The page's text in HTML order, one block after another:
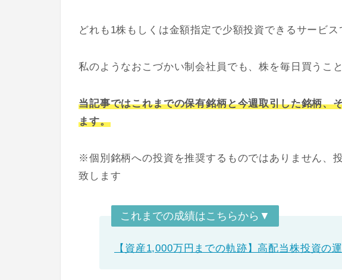
どれも1株もしくは金額指定で少額投資できるサービス
私のようなおこづかい制会社員でも、株を毎日買うこ
当記事ではこれまでの保有銘柄と今週取引した銘柄、
ます。
※個別銘柄への投資を推奨するものではありません、
致します
これまでの成績はこちらから▼
【資産1,000万円までの軌跡】高配当株投資の